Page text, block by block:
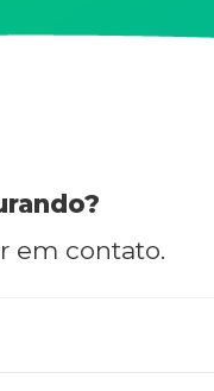
em contato.